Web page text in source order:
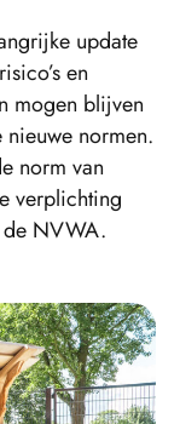
update
en
mogen blijven
normen.
norm van
verplichting
de NVWA.